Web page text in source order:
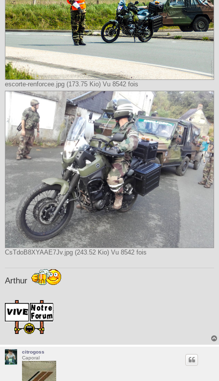
escorte-renforcee.jpg (173.75 Kio) Vu 8542 fois
CsTdoB8XYAAE7Jv.jpg (243.52 Kio) Vu 8542 fois
Arthur
citrogoss
Caporal